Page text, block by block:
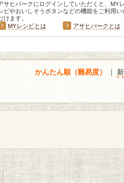
サヒパークにログインしていただくと、MYレ
ピやおいしそうボタンなどの機能をご利用い
けます。
MYレシピとは
アサヒパークとは
かんたん順（難易度）